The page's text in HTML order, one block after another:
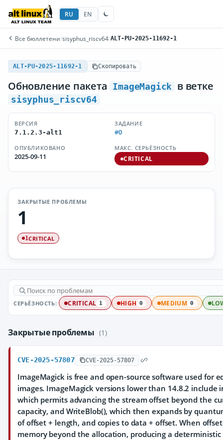
RU EN
Все бюллетени/sisyphus_riscv64/ALT-PU-2025-11692-1
ALT-PU-2025-11692-1 Скопировать
Обновление пакета ImageMagick в ветке
sisyphus_riscv64
ВЕРСИЯ
7.1.2.3-alt1
ЗАДАНИЕ
#0
ОПУБЛИКОВАНО
2025-09-11
МАКС. СЕРЬЁЗНОСТЬ
CRITICAL
ЗАКРЫТЫЕ ПРОБЛЕМЫ
1
1CRITICAL
СЕРЬЁЗНОСТЬ: CRITICAL 1 HIGH 0 MEDIUM 0
Закрытые проблемы (1)
CVE-2025-57807 CVE-2025-57807
ImageMagick is free and open-source software used for
images. ImageMagick versions lower than 14.8.2 include
which permits advancing the stream offset beyond the
capacity, and WriteBlob(), which then expands by
of offset + length, and copies to data + offset. When
memory beyond the allocation, producing a